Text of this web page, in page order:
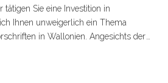
Sie eine Investition in
Ihnen unweigerlich ein Thema
in Wallonien. Angesichts der
Zeitplan für energetische